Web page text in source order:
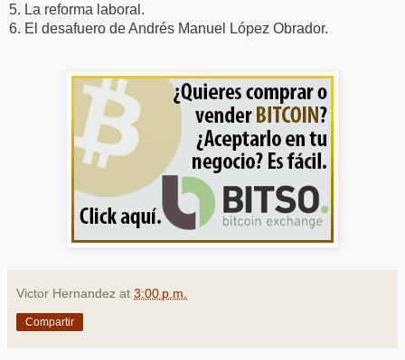
5. La reforma laboral.
6. El desafuero de Andrés Manuel López Obrador.
Victor Hernandez at 3:00 p.m.
Compartir